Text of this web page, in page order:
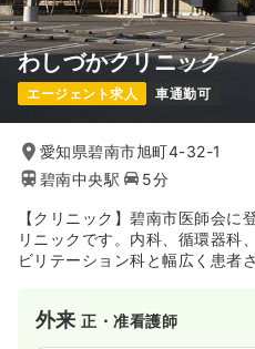
わしづかクリニック
エージェント求人 車通勤可
愛知県碧南市旭町4-32-1
碧南中央駅
5分
【クリニック】碧南市医師会に
リニックです。内科、循環器科
ビリテーション科と幅広く患者
す。外来正・准看護師